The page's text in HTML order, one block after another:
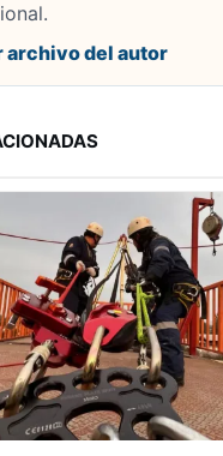
archivo del autor